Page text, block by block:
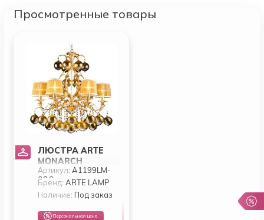
Просмотренные товары
ЛЮСТРА ARTE
MONARCH
A1199LM-6GO
Артикул:A1199LM-
6GO
Бренд:ARTE LAMP
Наличие: Под заказ
Персональная цена